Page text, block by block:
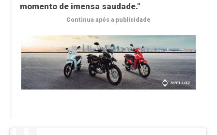
momento de imensa saudade."
Continua após a publicidade